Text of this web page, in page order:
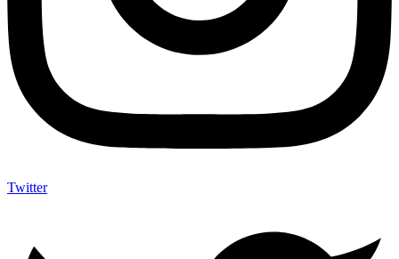
Twitter